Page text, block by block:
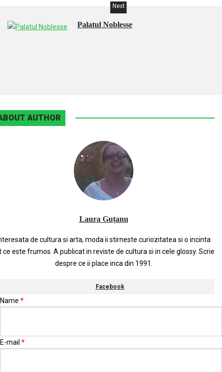
Next
Palatul Noblesse
AUTHOR
Laura Guțanu
de cultura si arta, moda ii stirneste curiozitatea si o incinta
ce este frumos. A publicat in reviste de cultura si in cele glossy. Scrie
despre ce ii place inca din 1991.
Facebook
Name *
E-mail *